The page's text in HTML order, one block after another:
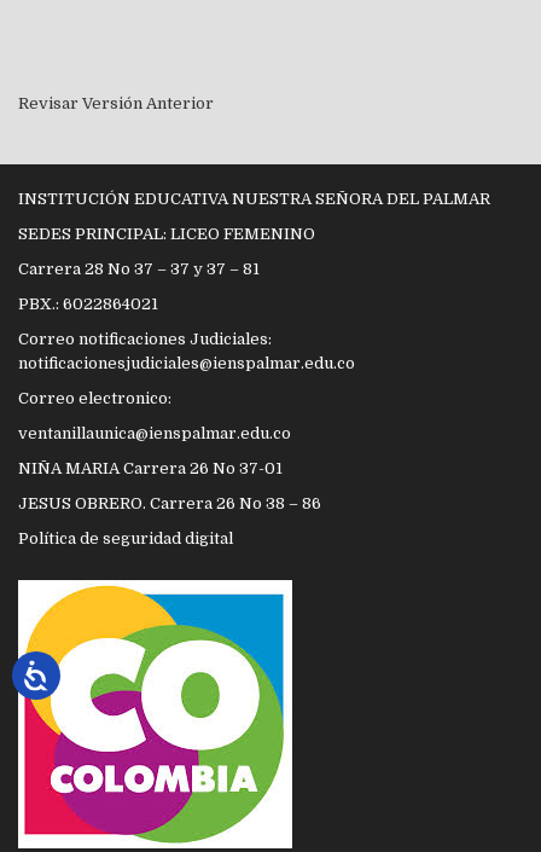
Revisar Versión Anterior
INSTITUCIÓN EDUCATIVA NUESTRA SEÑORA DEL PALMAR
SEDES PRINCIPAL: LICEO FEMENINO
Carrera 28 No 37 – 37 y 37 – 81
PBX.: 6022864021
Correo notificaciones Judiciales:
notificacionesjudiciales@ienspalmar.edu.co
Correo electronico:
ventanillaunica@ienspalmar.edu.co
NIÑA MARIA Carrera 26 No 37-01
JESUS OBRERO. Carrera 26 No 38 – 86
Política de seguridad digital